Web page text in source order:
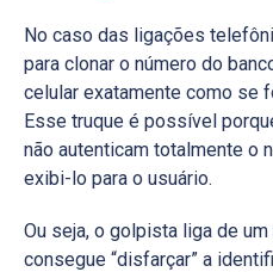
No caso das ligações
para clonar o número do
celular exatamente como se
Esse truque é possível
não autenticam totalmente o
exibi-lo para o usuário.
Ou seja, o golpista liga de um
consegue “disfarçar” a